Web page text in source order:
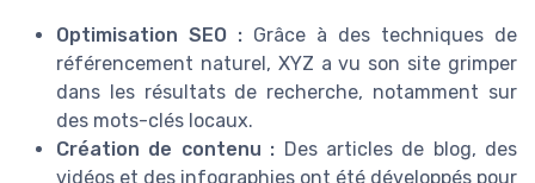
Optimisation SEO : Grâce à des techniques de
référencement naturel, XYZ a vu son site grimper
dans les résultats de recherche, notamment sur
des mots-clés locaux.
Création de contenu : Des articles de blog, des
vidéos et des infographies ont été développés pour